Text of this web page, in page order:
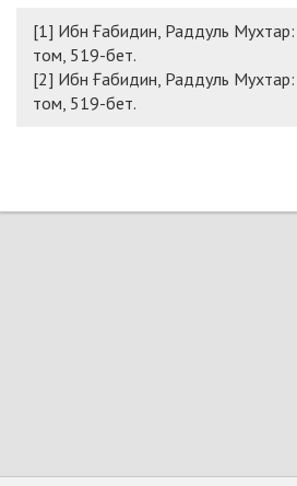
[1] Ибн Ғабидин, Раддуль
том, 519-бет.
[2] Ибн Ғабидин, Раддуль
том, 519-бет.